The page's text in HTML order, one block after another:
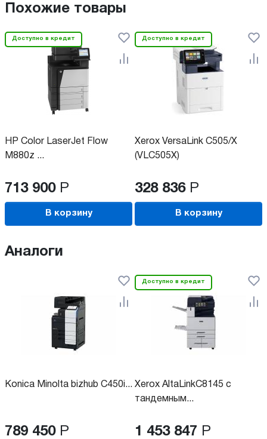
Похожие товары
Доступно в кредит
HP Color LaserJet Flow
M880z ...
713 900 Р
В корзину
Доступно в кредит
Xerox VersaLink C505/X
(VLC505X)
328 836 Р
В корзину
Аналоги
Konica Minolta bizhub C450i...
789 450 Р
Доступно в кредит
Xerox AltaLinkC8145 с
тандемным...
1 453 847 Р